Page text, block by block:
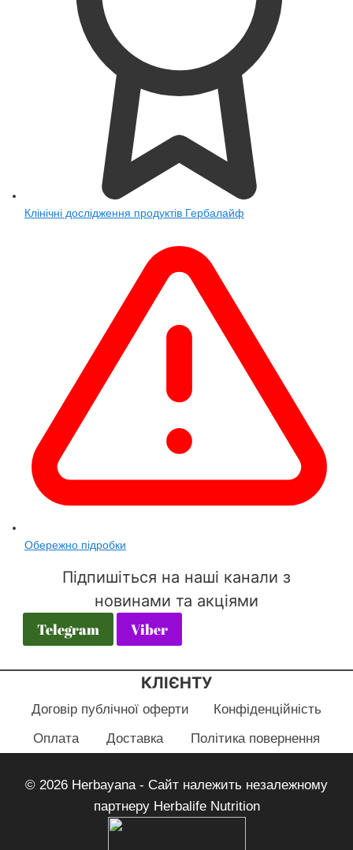
Клінічні дослідження продуктів Гербалайф
Обережно підробки
Підпишіться на наші канали з
новинами та акціями
Telegram
Viber
КЛІЄНТУ
Договір публічної оферти
Конфіденційність
Оплата
Доставка Політика повернення
© 2026 Herbayana - Сайт належить незалежному
партнеру Herbalife Nutrition